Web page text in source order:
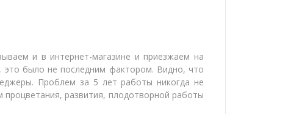
и в интернет-магазине и приезжаем на
было не последним фактором. Видно, что
Проблем за 5 лет работы никогда не
развития, плодотворной работы